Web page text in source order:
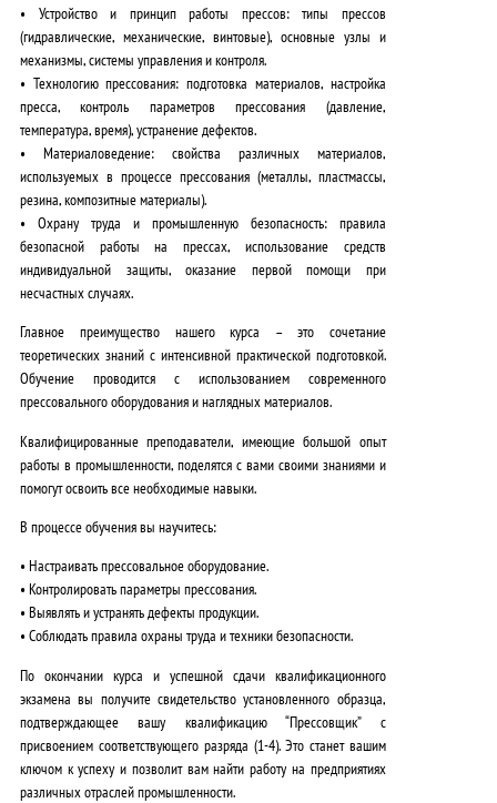
• Устройство и принцип работы прессов: типы прессов
(гидравлические, механические, винтовые), основные узлы и
механизмы, системы управления и контроля.
• Технологию прессования: подготовка материалов, настройка
пресса, контроль параметров прессования (давление,
температура, время), устранение дефектов.
• Материаловедение: свойства различных материалов,
используемых в процессе прессования (металлы, пластмассы,
резина, композитные материалы).
• Охрану труда и промышленную безопасность: правила
безопасной работы на прессах, использование средств
индивидуальной защиты, оказание первой помощи при
несчастных случаях.
Главное преимуществонашего курса – это сочетание
теоретических знаний с интенсивной практической подготовкой.
Обучение проводится с использованием современного
прессовального оборудованияи наглядных материалов.
Квалифицированные преподаватели, имеющие большой опыт
работы в промышленности, поделятся с вами своими знаниями и
помогут освоить все необходимые навыки.
В процессе обучения вы научитесь:
• Настраивать прессовальное оборудование.
• Контролировать параметры прессования.
• Выявлять и устранять дефекты продукции.
• Соблюдать правила охраны труда и техники безопасности.
По окончании курса и успешной сдачи квалификационного
экзамена вы получите свидетельство установленного образца,
подтверждающее вашу квалификацию “Прессовщик” с
присвоением соответствующего разряда (1-4). Это станет вашим
ключом к успеху и позволит вам найти работу на предприятиях
различных отраслей промышленности.